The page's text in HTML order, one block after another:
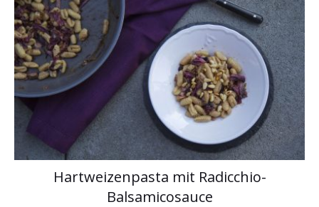
Hartweizenpasta mit Radicchio-
Balsamicosauce